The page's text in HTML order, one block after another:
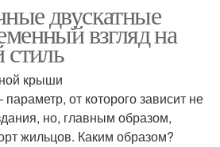
двускатные
взгляд на
стиль
крыши
от которого зависит не
но, главным образом,
жильцов. Каким образом?